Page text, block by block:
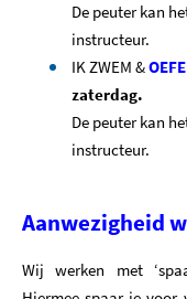
De peuter kan
instructeur.
IK ZWEM &
zaterdag.
De peuter kan
instructeur.
Aanwezigheid
Wij werken met